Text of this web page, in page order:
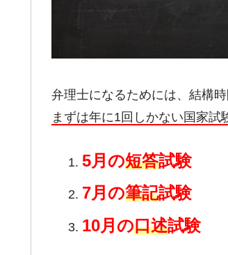
弁理士になるためには、結構時
まずは年に1回しかない国家試
5月の短答試験
7月の筆記試験
10月の口述試験